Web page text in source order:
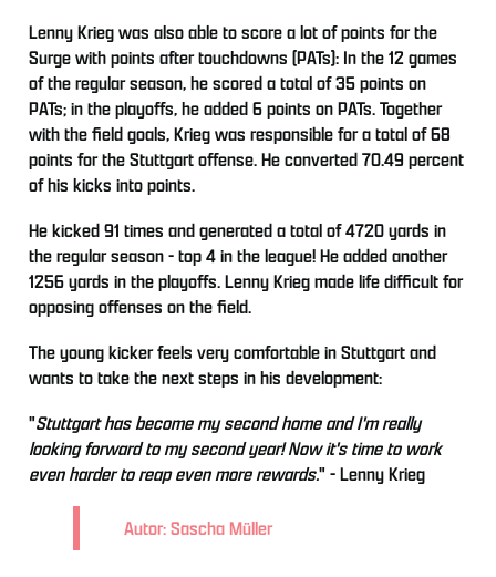
Lenny Krieg was also able to score a lot of points for the
Surge with points after touchdowns (PATs): In the 12 games
of the regular season, he scored a total of 35 points on
PATs; in the playoffs, he added 6 points on PATs. Together
with the field goals, Krieg was responsible for a total of 68
points for the Stuttgart offense. He converted 70.49 percent
of his kicks into points.
He kicked 91 times and generated a total of 4720 yards in
the regular season - top 4 in the league! He added another
1256 yards in the playoffs. Lenny Krieg made life difficult for
opposing offenses on the field.
The young kicker feels very comfortable in Stuttgart and
wants to take the next steps in his development:
"Stuttgart has become my second home and I'm really
looking forward to my second year! Now it's time to work
even harder to reap even more rewards." - Lenny Krieg
Autor: Sascha Müller